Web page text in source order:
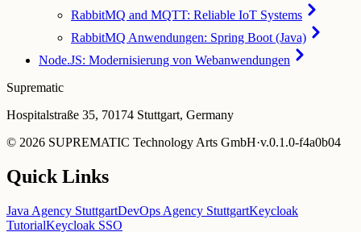
RabbitMQ and MQTT: Reliable IoT Systems
RabbitMQ Anwendungen: Spring Boot (Java)
Node.JS: Modernisierung von Webanwendungen
Suprematic
Hospitalstraße 35, 70174 Stuttgart, Germany
© 2026 SUPREMATIC Technology Arts GmbH·v.0.1.0-f4a0b04
Quick Links
Java Agency StuttgartDevOps Agency StuttgartKeycloak
TutorialKeycloak SSO